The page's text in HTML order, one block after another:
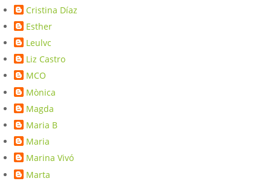
Cristina Díaz
Esther
Leulvc
Liz Castro
MCO
Mònica
Magda
Maria B
Maria
Marina Vivó
Marta